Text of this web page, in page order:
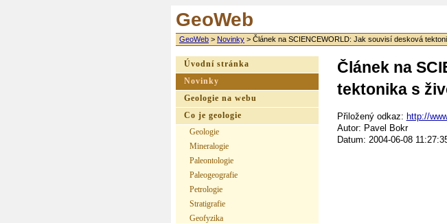
GeoWeb
GeoWeb > Novinky > Článek na SCIENCEWORLD: Jak souvisí desková
Článek na
tektonika s
Přiložený odkaz: http://
Autor: Pavel Bokr
Datum: 2004-06-08
Úvodní stránka
Novinky
Geologie na webu
Co je geologie
Geologie
Mineralogie
Paleontologie
Paleogeografie
Petrologie
Stratigrafie
Geofyzika